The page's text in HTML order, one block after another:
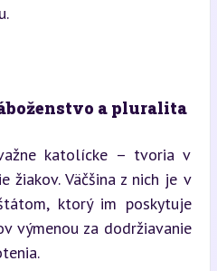
a pluralita
katolícke – tvoria v
žiakov. Väčšina z nich je v
ktorý im poskytuje
výmenou za dodržiavanie